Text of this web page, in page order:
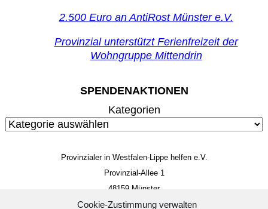
Cookie-Zustimmung verwalten
2.500 Euro an AntiRost Münster e.V.
Provinzial unterstützt Ferienfreizeit der
Wohngruppe Mittendrin
SPENDENAKTIONEN
Kategorien
Provinzialer in Westfalen-Lippe helfen e.V.
Provinzial-Allee 1
48159 Münster
Mitglieds- und Spendenkonto